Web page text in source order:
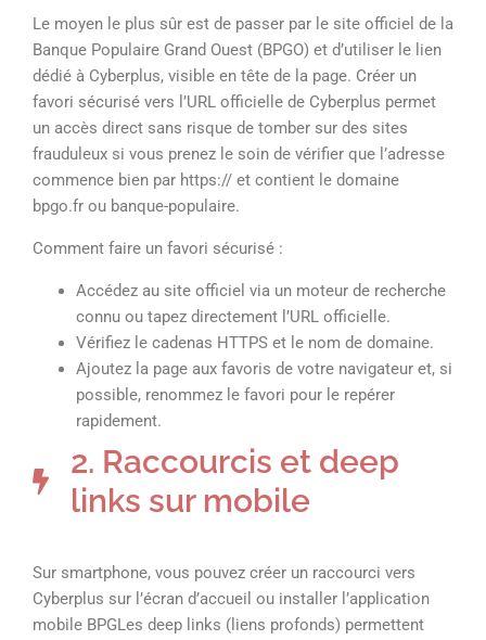
Le moyen le plus sûr est de passer par le site officiel de la
Banque Populaire Grand Ouest (BPGO) et d’utiliser le lien
dédié à Cyberplus, visible en tête de la page. Créer un
favori sécurisé vers l’URL officielle de Cyberplus permet
un accès direct sans risque de tomber sur des sites
frauduleux si vous prenez le soin de vérifier que l’adresse
commence bien par https:// et contient le domaine
bpgo.fr ou banque-populaire.
Comment faire un favori sécurisé :
Accédez au site officiel via un moteur de recherche
connu ou tapez directement l’URL officielle.
Vérifiez le cadenas HTTPS et le nom de domaine.
Ajoutez la page aux favoris de votre navigateur et, si
possible, renommez le favori pour le repérer
rapidement.
2. Raccourcis et deep
links sur mobile
Sur smartphone, vous pouvez créer un raccourci vers
Cyberplus sur l’écran d’accueil ou installer l’application
mobile BPGLes deep links (liens profonds) permettent